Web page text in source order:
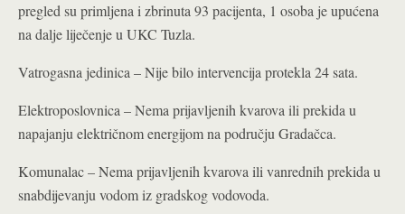
pregled su primljena i zbrinuta 93 pacijenta, 1 osoba je upućena
na dalje liječenje u UKC Tuzla.
Vatrogasna jedinica – Nije bilo intervencija protekla 24 sata.
Elektroposlovnica – Nema prijavljenih kvarova ili prekida u
napajanju električnom energijom na području Gradačca.
Komunalac – Nema prijavljenih kvarova ili vanrednih prekida u
snabdijevanju vodom iz gradskog vodovoda.